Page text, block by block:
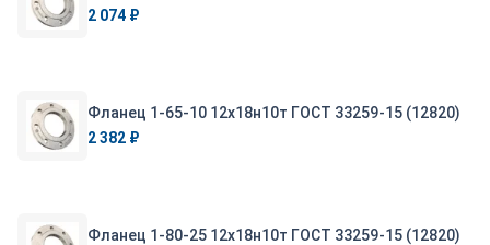
2 074 ₽
Фланец 1-65-10 12х18н10т ГОСТ 33259-15 (12820)
2 382 ₽
Фланец 1-80-25 12х18н10т ГОСТ 33259-15 (12820)